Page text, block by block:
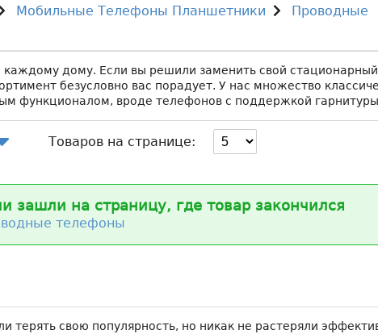
Самовывоз
Доставка по
Доставка по
Доставка по
Оптовый заказ
Доставка по
Доставка по
Мобильные Телефоны Планшетники
Проводные
дому. Если вы решили заменить свой
безусловно вас порадует. У нас множество
функционалом, вроде телефонов с поддержкой
Товаров на странице:
зашли на страницу, где товар закончился
телефоны
свою популярность, но никак не растеряли